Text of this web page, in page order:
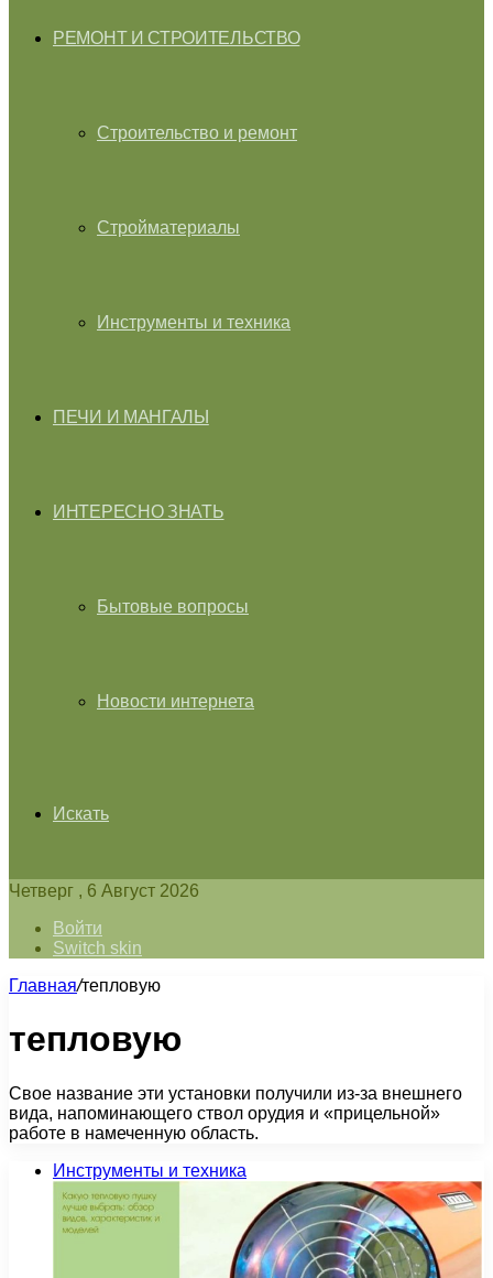
РЕМОНТ И СТРОИТЕЛЬСТВО
Строительство и ремонт
Стройматериалы
Инструменты и техника
ПЕЧИ И МАНГАЛЫ
ИНТЕРЕСНО ЗНАТЬ
Бытовые вопросы
Новости интернета
Искать
Четверг , 6 Август 2026
Войти
Switch skin
Главная/тепловую
тепловую
Свое название эти установки получили из-за внешнего
вида, напоминающего ствол орудия и «прицельной»
работе в намеченную область.
Инструменты и техника